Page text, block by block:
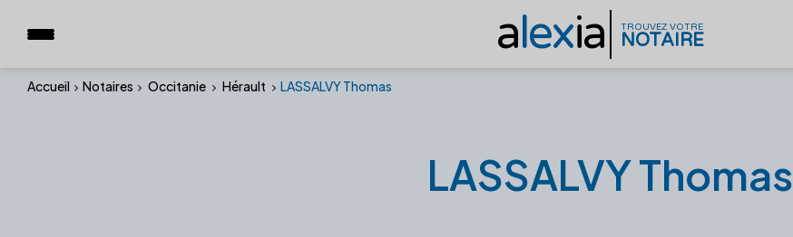
alexia TROUVEZ VOTRE
NOTAIRE
Accueil Notaires Occitanie Hérault LASSALVY Thomas
LASSALVY Thomas